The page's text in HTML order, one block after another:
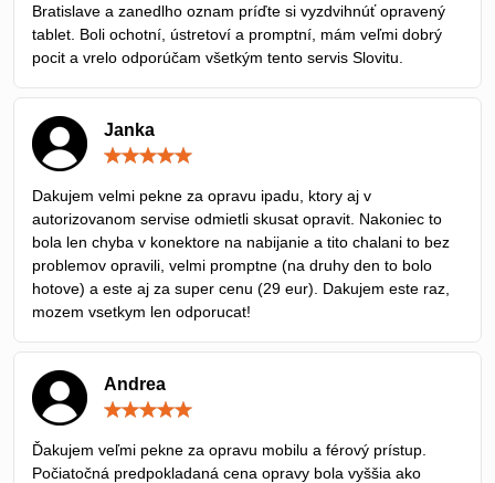
Bratislave a zanedlho oznam príďte si vyzdvihnúť opravený
tablet. Boli ochotní, ústretoví a promptní, mám veľmi dobrý
pocit a vrelo odporúčam všetkým tento servis Slovitu.
Janka
5
Dakujem velmi pekne za opravu ipadu, ktory aj v
autorizovanom servise odmietli skusat opravit. Nakoniec to
bola len chyba v konektore na nabijanie a tito chalani to bez
problemov opravili, velmi promptne (na druhy den to bolo
hotove) a este aj za super cenu (29 eur). Dakujem este raz,
mozem vsetkym len odporucat!
Andrea
5
Ďakujem veľmi pekne za opravu mobilu a férový prístup.
Počiatočná predpokladaná cena opravy bola vyššia ako